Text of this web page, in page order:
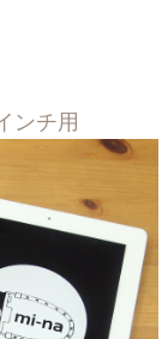
ンチ用